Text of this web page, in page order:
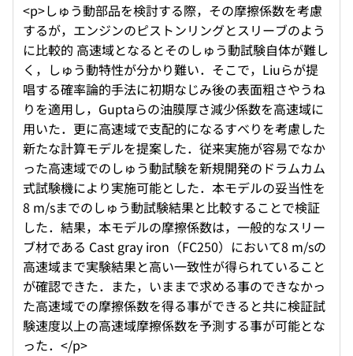
<p>しゅう動部品を検討する際，その摩擦係数を考慮
するが，エンジンのピストンリングとスリーブのよう
に比較的 高速域となるとそのしゅう動試験自体が難し
く，しゅう動特性が分かり難い．そこで，Liuらが提
唱する確率論的手法に初期なじみ後の表面粗さやうね
りを適用し，Guptaらの油膜厚さ減少係数を高速域に
用いた．更に高速域で支配的になるすべりを考慮した
新たな計算モデルを提案した．従来実施が容易でなか
った高速域でのしゅう動試験を新規開発のドラムカム
式試験機により実施可能とした．本モデルの妥当性を
8 m/sまでのしゅう動試験結果と比較することで検証
した．結果，本モデルの摩擦係数は，一般的なスリー
ブ材である Cast gray iron（FC250）において8 m/sの
高速域まで実験結果と高い一致性が得られていること
が確認できた．また，いままで求める事のできなかっ
た高速域での摩擦係数を得る事ができると共に検証試
験速度以上の高速域摩擦係数を予測する事が可能とな
った．</p>